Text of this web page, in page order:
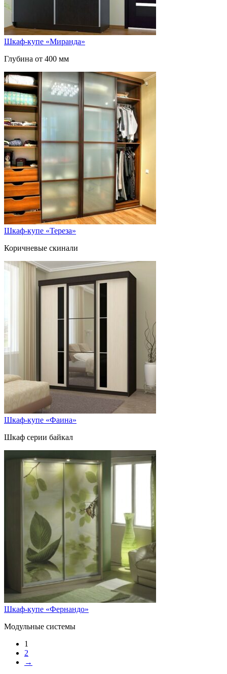
Шкаф-купе «Миранда»
Глубина от 400 мм
Шкаф-купе «Тереза»
Коричневые скинали
Шкаф-купе «Фаина»
Шкаф серии байкал
Шкаф-купе «Фернандо»
Модульные системы
1
2
→